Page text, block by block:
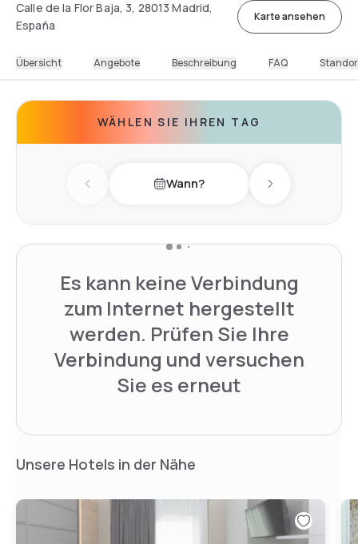
Calle de la Flor Baja, 3, 28013 Madrid,
España
Karte ansehen
Übersicht Angebote Beschreibung FAQ
WÄHLEN SIE IHREN TAG
Previous day Wann? Next day
Es kann keine Verbindung
zum Internet hergestellt
werden. Prüfen Sie Ihre
Verbindung und versuchen
Sie es erneut
Unsere Hotels in der Nähe